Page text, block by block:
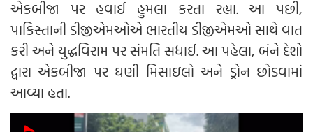
એકબીજા પર હવાઈ હુમલા કરતા રહ્યા. આ પછી,
પાકિસ્તાની ડીજીએમઓએ ભારતીય ડીજીએમઓ સાથે વાત
કરી અને યુદ્ધવિરામ પર સંમતિ સધાઈ. આ પહેલા, બંને દેશો
દ્વારા એકબીજા પર ઘણી મિસાઇલો અને ડ્રોન છોડવામાં
આવ્યા હતા.